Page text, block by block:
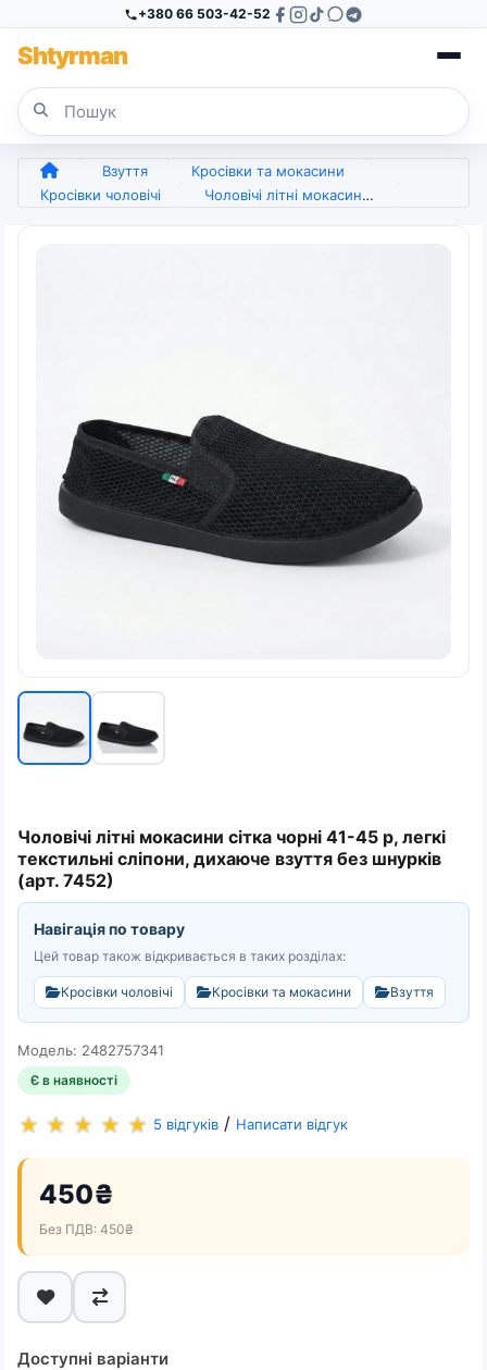
+380 66 503-42-52
Shtyrman
Взуття
Кросівки та мокасини
Кросівки чоловічі
Чоловічі літні мокасини сітка чорні 41-45 р, легкі текстильні сліпони, дихаюче взуття без шнурків (арт. 7452)
Чоловічі літні мокасини сітка чорні 41-45 р, легкі
текстильні сліпони, дихаюче взуття без шнурків
(арт. 7452)
Навігація по товару
Цей товар також відкривається в таких розділах:
Кросівки чоловічі Кросівки та мокасини Взуття
Модель: 2482757341
Є в наявності
5 відгуків / Написати відгук
450₴
Без ПДВ: 450₴
Доступні варіанти